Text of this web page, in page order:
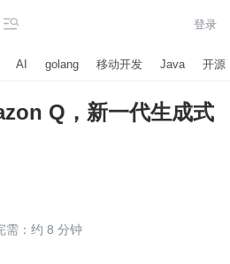
 登录
AI golang 移动开发 Java 开源
Q，新一代生成式
需：约 8 分钟